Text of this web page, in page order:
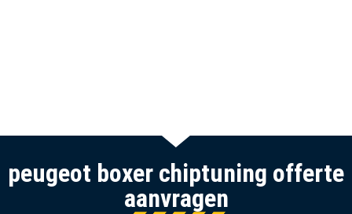
peugeot boxer chiptuning offerte
aanvragen